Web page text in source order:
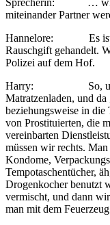
miteinander Partner
Hannelore: Es ist
Rauschgift gehandelt.
Polizei auf dem Hof.
Harry: So, und
Matratzenladen, und
beziehungsweise in
von Prostituierten, die
vereinbarten
müssen wir rechts.
Kondome,
Tempotaschentücher,
Drogenkocher benutzt
vermischt, und dann
man mit dem